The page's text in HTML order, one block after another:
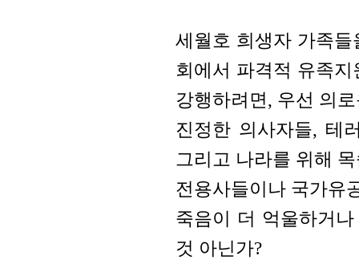
세월호 희생자 가족
회에서 파격적 유족
강행하려면, 우선 의
진정한 의사자들, 테
그리고 나라를 위해
전용사들이나 국가유
죽음이 더 억울하거
것 아닌가?